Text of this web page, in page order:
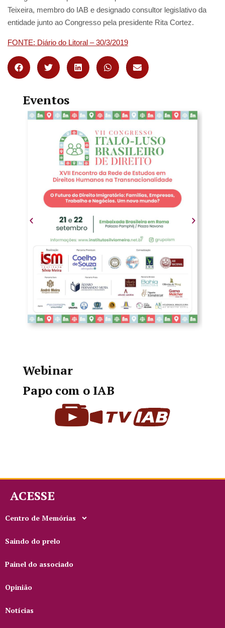
Teixeira, membro do IAB e designado consultor legislativo da
entidade junto ao Congresso pela presidente Rita Cortez.
FONTE: Diário do Litoral – 30/3/2019
Eventos
Webinar
Papo com o IAB
ACESSE
Centro de Memórias
Saindo do prelo
Painel do associado
Opinião
Notícias